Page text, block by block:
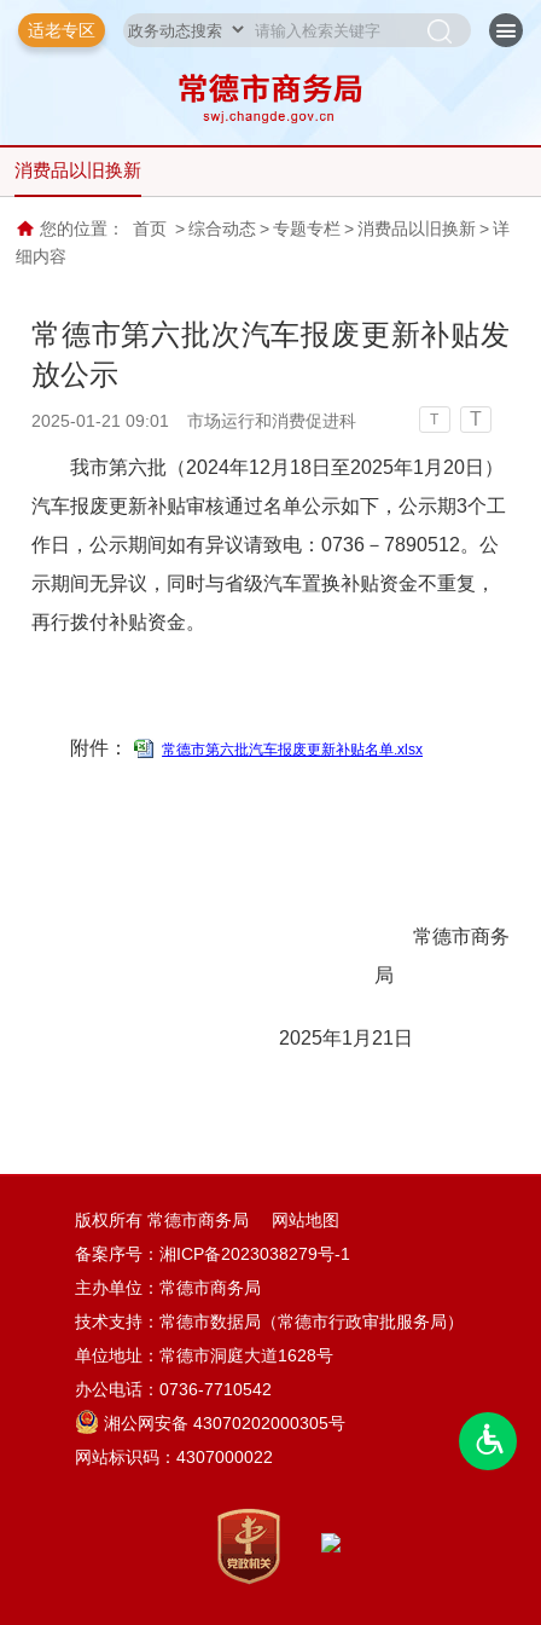
适老专区
消费品以旧换新
您的位置： 首页 > 综合动态 > 专题专栏 > 消费品以旧换新 > 详
细内容
常德市第六批次汽车报废更新补贴发
放公示
2025-01-21 09:01 市场运行和消费促进科 T T
我市第六批（2024年12月18日至2025年1月20日）
汽车报废更新补贴审核通过名单公示如下，公示期3个工
作日，公示期间如有异议请致电：0736－7890512。公
示期间无异议，同时与省级汽车置换补贴资金不重复，
再行拨付补贴资金。
附件： 常德市第六批汽车报废更新补贴名单.xlsx
常德市商务
局
2025年1月21日
版权所有 常德市商务局
网站地图
备案序号： 湘ICP备2023038279号-1
主办单位：常德市商务局
技术支持：常德市数据局（常德市行政审批服务局）
单位地址：常德市洞庭大道1628号
办公电话：0736-7710542
湘公网安备 43070202000305号
网站标识码：4307000022